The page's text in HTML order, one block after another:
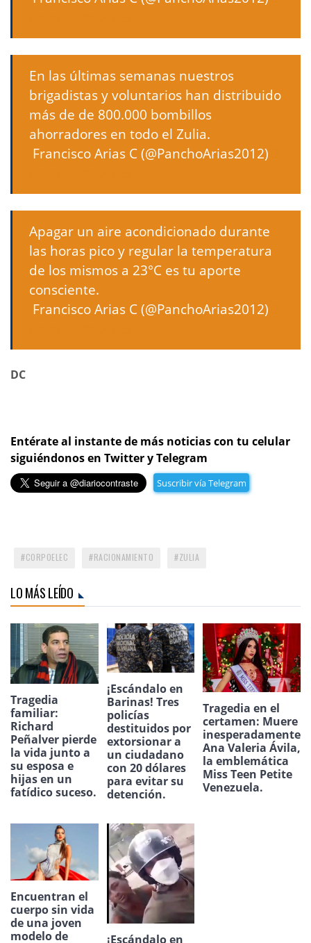
En las últimas semanas nuestros
brigadistas y voluntarios han distribuido
más de de 800.000 bombillos
ahorradores en todo el Zulia.
 Francisco Arias C (@PanchoArias2012)
Apagar un aire acondicionado durante
las horas pico y regular la temperatura
de los mismos a 23°C es tu aporte
consciente.
 Francisco Arias C (@PanchoArias2012)
DC
Entérate al instante de más noticias con tu celular
siguiéndonos en Twitter y Telegram
Suscribir vía Telegram
CORPOELEC RACIONAMIENTO ZULIA
LO MÁS LEÍDO
Tragedia
familiar:
Richard
Peñalver pierde
la vida junto a
su esposa e
hijas en un
fatídico suceso.
¡Escándalo en
Barinas! Tres
policías
destituidos por
extorsionar a
un ciudadano
con 20 dólares
para evitar su
detención.
Tragedia en el
certamen: Muere
inesperadamente
Ana Valeria Ávila,
la emblemática
Miss Teen Petite
Venezuela.
Encuentran el
cuerpo sin vida
de una joven
modelo de
¡Escándalo en